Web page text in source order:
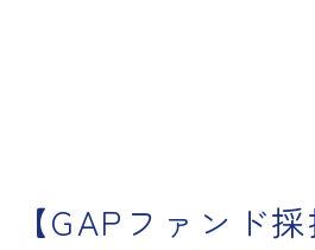
【GAPファンド